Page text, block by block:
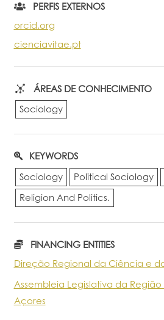
PERFIS EXTERNOS
orcid.org
cienciavitae.pt
ÁREAS DE CONHECIMENTO
Sociology
KEYWORDS
Sociology
Political Sociology
Religion And Politics.
FINANCING ENTITIES
Direção Regional da Ciência e
Assembleia Legislativa da
Açores